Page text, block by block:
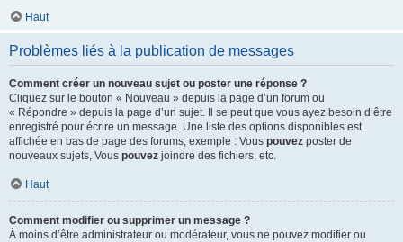
Haut
Problèmes liés à la publication de messages
Comment créer un nouveau sujet ou poster une réponse ?
Cliquez sur le bouton « Nouveau » depuis la page d’un forum ou
« Répondre » depuis la page d’un sujet. Il se peut que vous ayez besoin d’être
enregistré pour écrire un message. Une liste des options disponibles est
affichée en bas de page des forums, exemple : Vous pouvez poster de
nouveaux sujets, Vous pouvez joindre des fichiers, etc.
Haut
Comment modifier ou supprimer un message ?
À moins d’être administrateur ou modérateur, vous ne pouvez modifier ou